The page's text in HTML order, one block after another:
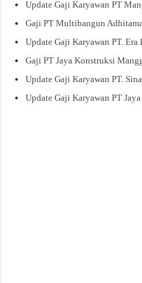
Update Gaji Karyawan PT
Gaji PT Multibangun
Update Gaji Karyawan PT. Era
Gaji PT Jaya Konstruksi
Update Gaji Karyawan PT.
Update Gaji Karyawan PT